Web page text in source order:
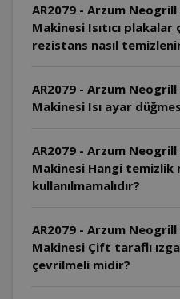
AR2079 - Arzum
Makinesi Isıtıcı plakalar
rezistans nasıl
AR2079 - Arzum
Makinesi Isı ayar
AR2079 - Arzum
Makinesi Hangi temizlik
kullanılmamalıdır?
AR2079 - Arzum
Makinesi Çift taraflı
çevrilmeli midir?